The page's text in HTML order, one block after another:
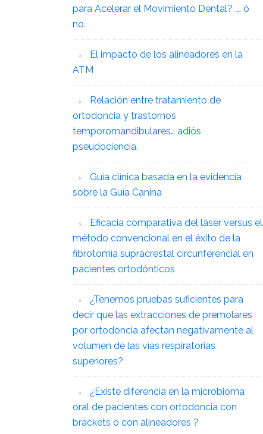
para Acelerar el Movimiento Dental? …. ó
no.
El impacto de los alineadores en la
ATM
Relación entre tratamiento de
ortodoncia y trastornos
temporomandibulares… adiós
pseudociencia.
Guía clínica basada en la evidencia
sobre la Guía Canina
Eficacia comparativa del láser versus el
método convencional en el éxito de la
fibrotomía supracrestal circunferencial en
pacientes ortodónticos
¿Tenemos pruebas suficientes para
decir que las extracciones de premolares
por ortodoncia afectan negativamente al
volumen de las vías respiratorias
superiores?
¿Existe diferencia en la microbioma
oral de pacientes con ortodoncia con
brackets o con alineadores ?